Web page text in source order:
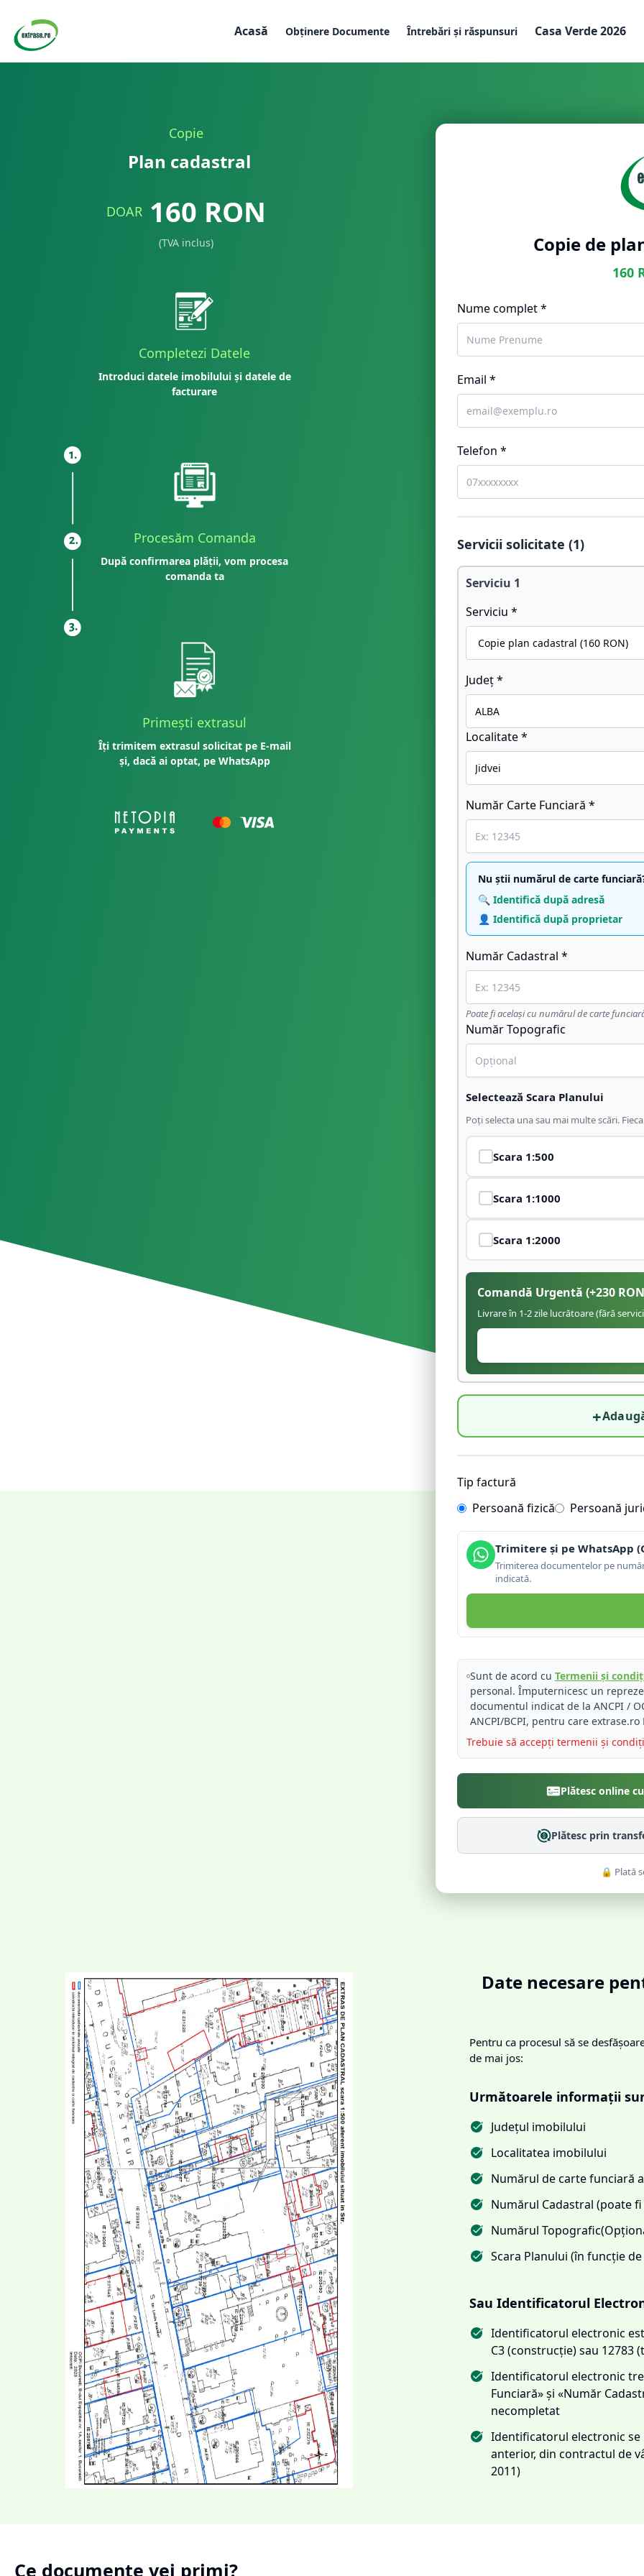
Acasă Obținere Documente Întrebări și răspunsuri Casa Verde 2026
Copie
Plan cadastral
DOAR 160 RON
(TVA inclus)
Completezi Datele
Introduci datele imobilului și datele de
facturare
Procesăm Comanda
După confirmarea plății, vom procesa
comanda ta
Primești extrasul
Îți trimitem extrasul solicitat pe E-mail
și, dacă ai optat, pe WhatsApp
Copie de
160
Nume complet *
Email *
Telefon *
Servicii solicitate (1)
Serviciu 1
Serviciu *
Județ *
Localitate *
Număr Carte Funciară *
Nu știi numărul de carte
🔍 Identifică după adresă
👤 Identifică după proprietar
Număr Cadastral *
Poate fi același cu numărul de carte
Număr Topografic
Selectează Scara Planului
Poți selecta una sau mai multe scări.
Scara 1:500
Scara 1:1000
Scara 1:2000
Comandă Urgentă (+230
Livrare în 1-2 zile lucrătoare (fără
+
Tip factură
Persoană fizică
Persoană
Trimitere și pe WhatsApp
Trimiterea documentelor pe
indicată.
Sunt de acord cu Termenii și
personal. Împuternicesc un
documentul indicat de la ANCPI /
ANCPI/BCPI, pentru care
Trebuie să accepți termenii și
Plătesc online
Plătesc prin
🔒 Plată
Date necesare
Pentru ca procesul să se
de mai jos:
Următoarele informații
Județul imobilului
Localitatea imobilului
Numărul de carte funciară
Numărul Cadastral (poate
Numărul
Scara Planului (în funcție
Sau Identificatorul
Identificatorul electronic
C3 (construcție) sau 12783
Identificatorul electronic
Funciară» și «Număr
necompletat
Identificatorul electronic
anterior, din contractul de
2011)
Ce documente vei primi?